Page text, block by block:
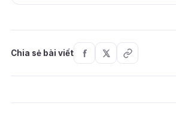
Chia sẻ bài viết